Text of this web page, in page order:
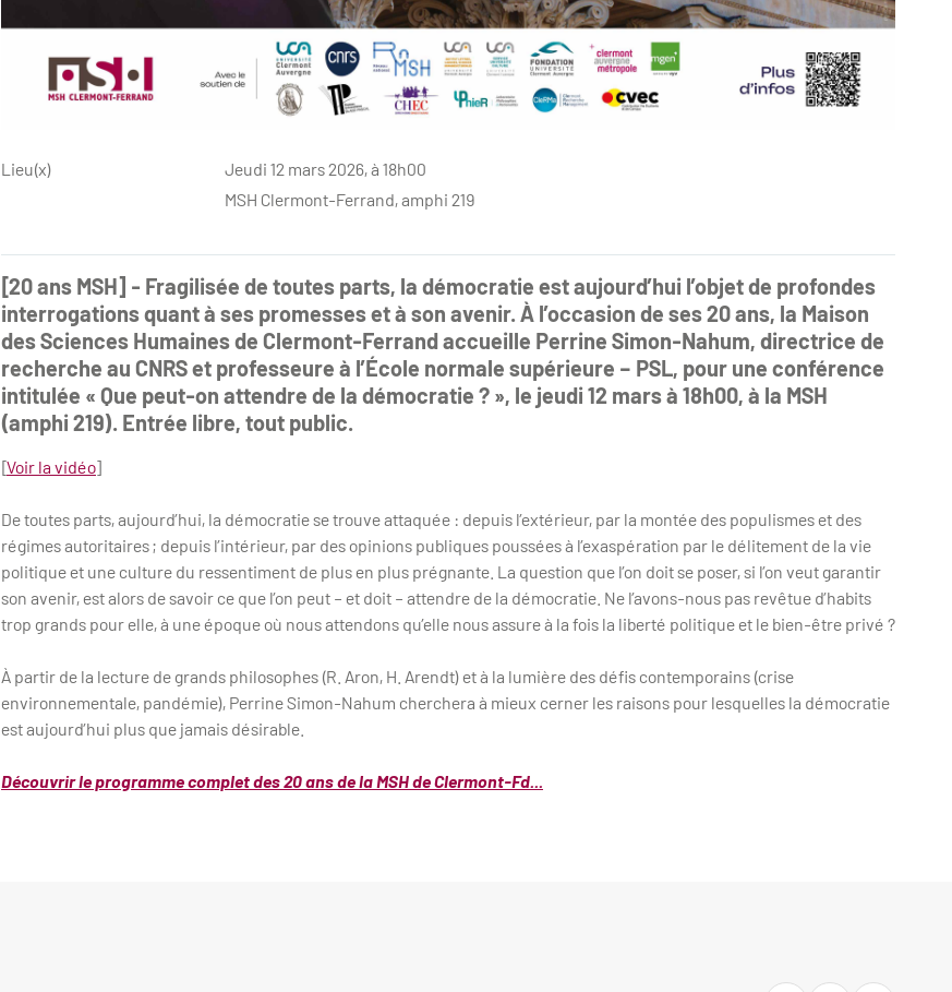
Lieu(x)
Jeudi 12 mars 2026, à 18h00
MSH Clermont-Ferrand, amphi 219
[20 ans MSH] - Fragilisée de toutes parts, la démocratie est aujourd’hui l’objet de profondes
interrogations quant à ses promesses et à son avenir. À l’occasion de ses 20 ans, la Maison
des Sciences Humaines de Clermont-Ferrand accueille Perrine Simon-Nahum, directrice de
recherche au CNRS et professeure à l’École normale supérieure – PSL, pour une conférence
intitulée « Que peut-on attendre de la démocratie ? », le jeudi 12 mars à 18h00, à la MSH
(amphi 219). Entrée libre, tout public.
[Voir la vidéo]
De toutes parts, aujourd’hui, la démocratie se trouve attaquée : depuis l’extérieur, par la montée des populismes et des
régimes autoritaires ; depuis l’intérieur, par des opinions publiques poussées à l’exaspération par le délitement de la vie
politique et une culture du ressentiment de plus en plus prégnante. La question que l’on doit se poser, si l’on veut garantir
son avenir, est alors de savoir ce que l’on peut – et doit – attendre de la démocratie. Ne l’avons-nous pas revêtue d’habits
trop grands pour elle, à une époque où nous attendons qu’elle nous assure à la fois la liberté politique et le bien-être privé ?
À partir de la lecture de grands philosophes (R. Aron, H. Arendt) et à la lumière des défis contemporains (crise
environnementale, pandémie), Perrine Simon-Nahum cherchera à mieux cerner les raisons pour lesquelles la démocratie
est aujourd’hui plus que jamais désirable.
Découvrir le programme complet des 20 ans de la MSH de Clermont-Fd...